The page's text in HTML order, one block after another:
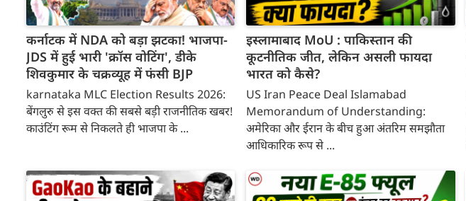
कर्नाटक में NDA को बड़ा झटका! भाजपा-
JDS में हुई भारी 'क्रॉस वोटिंग', डीके
शिवकुमार के चक्रव्यूह में फंसी BJP
karnataka MLC Election Results 2026:
बेंगलुरु से इस वक्त की सबसे बड़ी राजनीतिक खबर!
काउंटिंग रूम से निकलते ही भाजपा के ...
इस्लामाबाद MoU : पाकिस्तान की
कूटनीतिक जीत, लेकिन असली फायदा
भारत को कैसे?
US Iran Peace Deal Islamabad
Memorandum of Understanding:
अमेरिका और ईरान के बीच हुआ अंतरिम समझौता
आधिकारिक रूप से ...